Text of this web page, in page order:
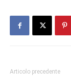
Articolo precedente